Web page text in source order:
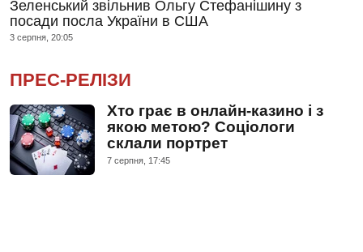
Зеленський звільнив Ольгу Стефанішину з
посади посла України в США
3 серпня, 20:05
ПРЕС-РЕЛІЗИ
Хто грає в онлайн-казино і з
якою метою? Соціологи
склали портрет
7 серпня, 17:45